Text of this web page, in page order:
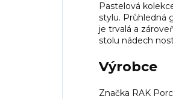
Pastelová
stylu. Průhledná
je trvalá a
stolu nádech
Výrobce
Značka RAK